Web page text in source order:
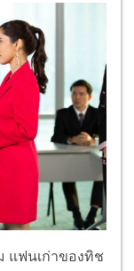
แฟนเก่าของทิช